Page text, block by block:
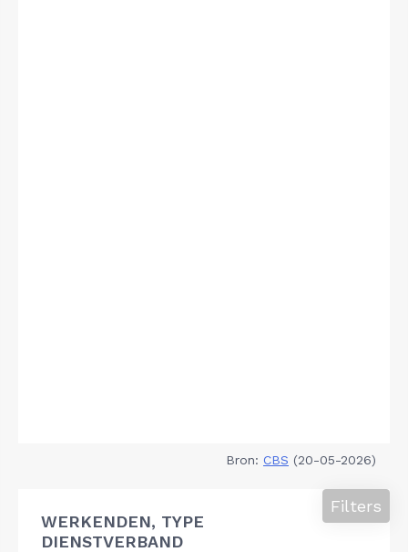
Bron: CBS (20-05-2026)
WERKENDEN, TYPE
DIENSTVERBAND
Filters